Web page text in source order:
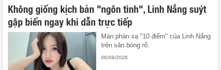
Không giống kịch bản "ngôn tình", Linh Nắng suýt
gặp biến ngay khi dẫn trực tiếp
Màn phản xạ "10 điểm" của Linh Nắng
trên sân bóng rổ.
06/08/2026